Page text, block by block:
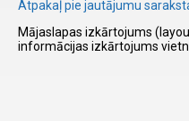
I have
Atpakaļ pie jautājumu
Mājaslapas izkārtojums
informācijas izkārtojums